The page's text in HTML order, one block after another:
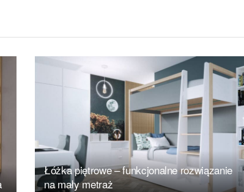
Łóżka piętrowe – funkcjonalne rozwiązanie
na mały metraż